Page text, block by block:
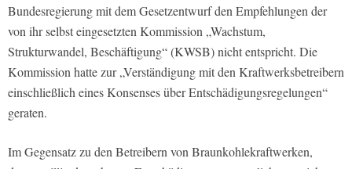
Bundesregierung mit dem Gesetzentwurf den Empfehlungen der
von ihr selbst eingesetzten Kommission „Wachstum,
Strukturwandel, Beschäftigung“ (KWSB) nicht entspricht. Die
Kommission hatte zur „Verständigung mit den Kraftwerksbetreibern
einschließlich eines Konsenses über Entschädigungsregelungen“
geraten.
Im Gegensatz zu den Betreibern von Braunkohlekraftwerken,